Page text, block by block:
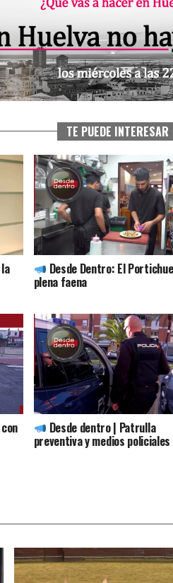
TE PUEDE INTERESAR
Desde Dentro: El
plena faena
Desde dentro | Patrulla
preventiva y medios policiales